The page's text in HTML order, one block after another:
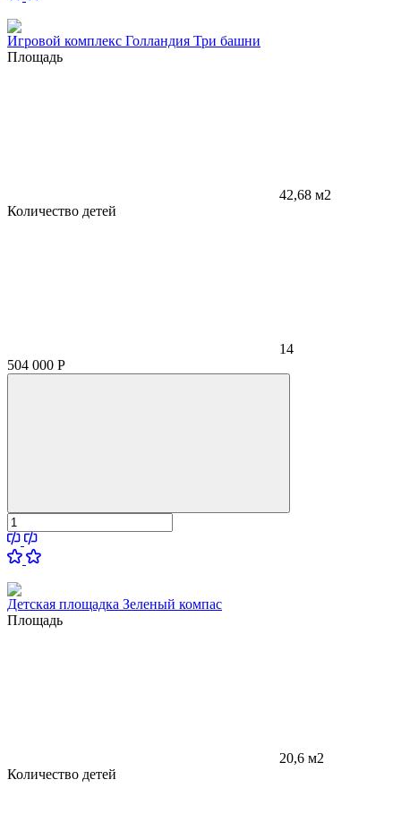
Игровой комплекс Голландия Три башни
Площадь
42,68 м2
Количество детей
14
504 000 Р
Детская площадка Зеленый компас
Площадь
20,6 м2
Количество детей